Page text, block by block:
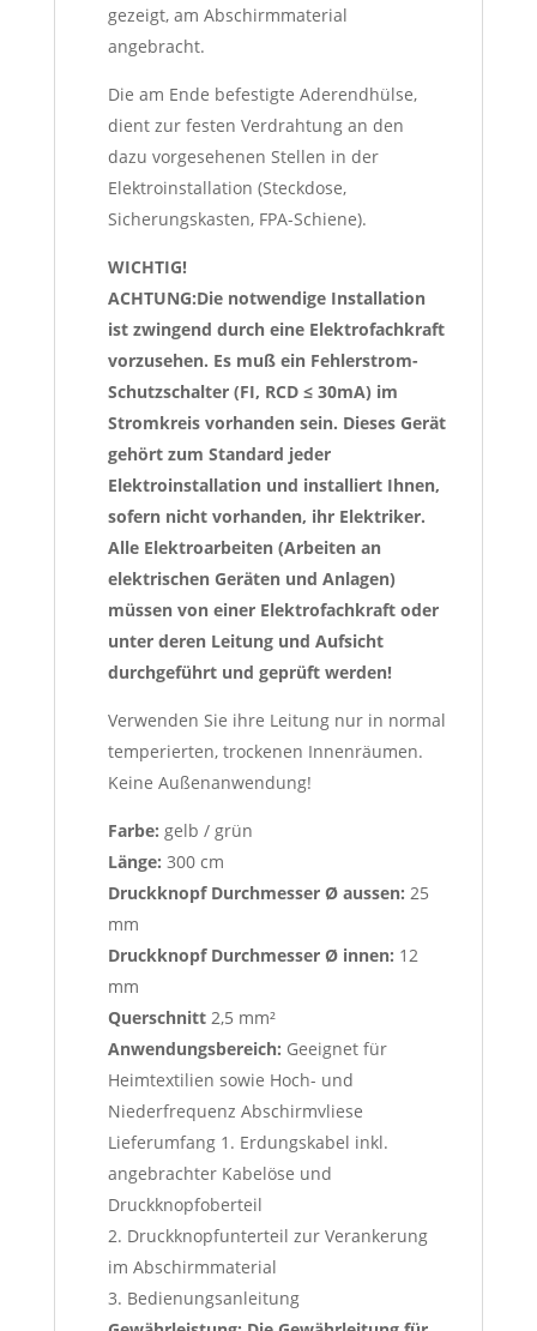
gezeigt, am Abschirmmaterial
angebracht.
Die am Ende befestigte Aderendhülse,
dient zur festen Verdrahtung an den
dazu vorgesehenen Stellen in der
Elektroinstallation (Steckdose,
Sicherungskasten, FPA-Schiene).
WICHTIG!
ACHTUNG:Die notwendige Installation
ist zwingend durch eine Elektrofachkraft
vorzusehen. Es muß ein Fehlerstrom-
Schutzschalter (FI, RCD ≤ 30mA) im
Stromkreis vorhanden sein. Dieses Gerät
gehört zum Standard jeder
Elektroinstallation und installiert Ihnen,
sofern nicht vorhanden, ihr Elektriker.
Alle Elektroarbeiten (Arbeiten an
elektrischen Geräten und Anlagen)
müssen von einer Elektrofachkraft oder
unter deren Leitung und Aufsicht
durchgeführt und geprüft werden!
Verwenden Sie ihre Leitung nur in normal
temperierten, trockenen Innenräumen.
Keine Außenanwendung!
Farbe: gelb / grün
Länge: 300 cm
Druckknopf Durchmesser Ø aussen: 25
mm
Druckknopf Durchmesser Ø innen: 12
mm
Querschnitt2,5 mm²
Anwendungsbereich: Geeignet für
Heimtextilien sowie Hoch- und
Niederfrequenz Abschirmvliese
Lieferumfang 1. Erdungskabel inkl.
angebrachter Kabelöse und
Druckknopfoberteil
2. Druckknopfunterteil zur Verankerung
im Abschirmmaterial
3. Bedienungsanleitung